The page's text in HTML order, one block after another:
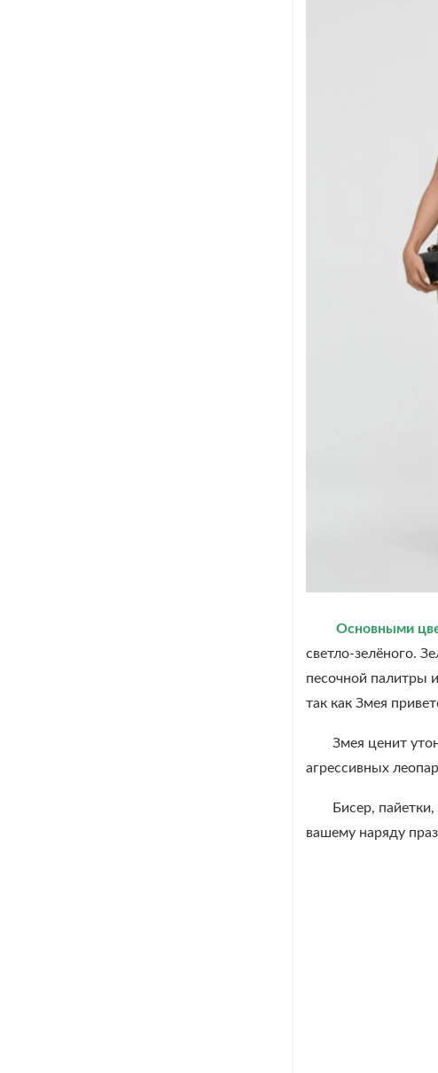
Основными
светло-зелёного.
песочной палитры
так как Змея
Змея ценит
агрессивных
Бисер,
вашему наряду